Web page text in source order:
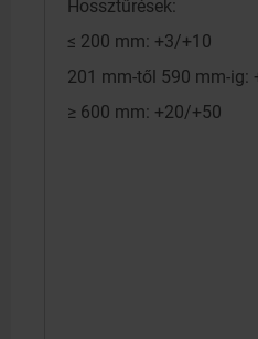
Hossztűrések:
≤ 200 mm: +3/+10
201 mm-től 590 mm-ig:
≥ 600 mm: +20/+50